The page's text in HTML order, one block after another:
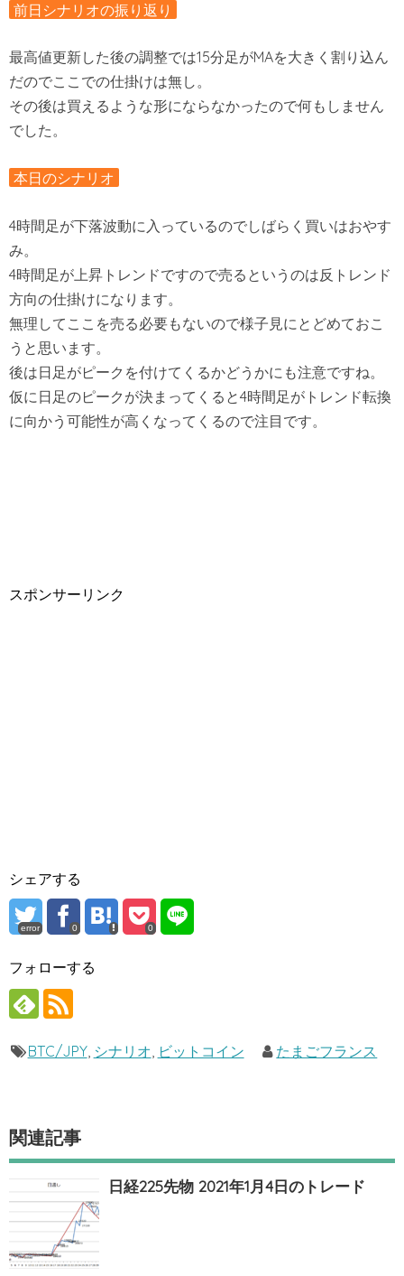
前日シナリオの振り返り
最高値更新した後の調整では15分足がMAを大きく割り込ん
だのでここでの仕掛けは無し。
その後は買えるような形にならなかったので何もしません
でした。
本日のシナリオ
4時間足が下落波動に入っているのでしばらく買いはおやす
み。
4時間足が上昇トレンドですので売るというのは反トレンド
方向の仕掛けになります。
無理してここを売る必要もないので様子見にとどめておこ
うと思います。
後は日足がピークを付けてくるかどうかにも注意ですね。
仮に日足のピークが決まってくると4時間足がトレンド転換
に向かう可能性が高くなってくるので注目です。
スポンサーリンク
シェアする
error 0 0
フォローする
BTC/JPY, シナリオ ビットコイン たまごフランス
関連記事
日経225先物 2021年1月4日のトレード